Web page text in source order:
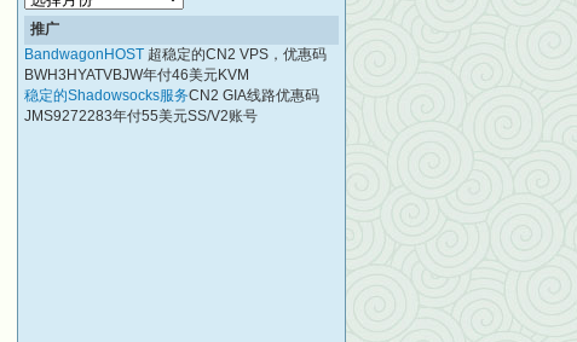
档
推广
BandwagonHOST 超稳定的CN2 VPS，优惠码
BWH3HYATVBJW年付46美元KVM
稳定的Shadowsocks服务CN2 GIA线路优惠码
JMS9272283年付55美元SS/V2账号